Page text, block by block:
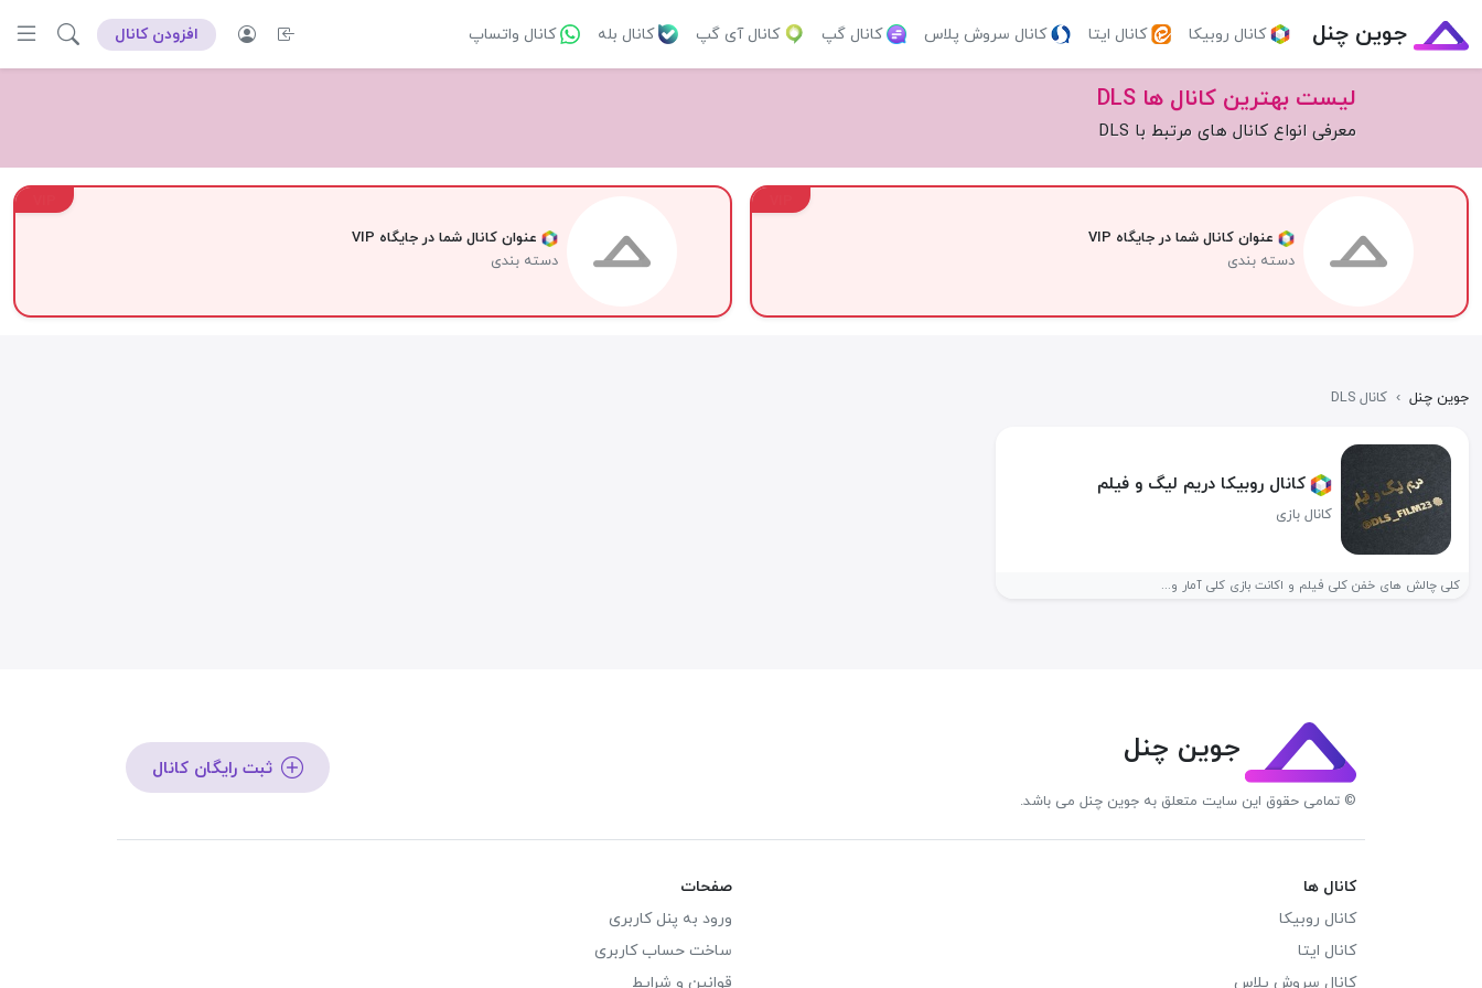
جوین چنل کانال روبیکا کانال ایتا کانال سروش پلاس کانال گپ کانال آی گپ کانال بله کانال واتساپ افزودن کانال
لیست بهترین کانال ها DLS
معرفی انواع کانال های مرتبط با DLS
عنوان کانال شما در جایگاه VIP
دسته بندی
عنوان کانال شما در جایگاه VIP
دسته بندی
جوین چنل › کانال DLS
کانال روبیکا دریم لیگ و فیلم
کانال بازی
کلی چالش های خفن کلی فیلم و اکانت بازی کلی آمار و...
جوین چنل
© تمامی حقوق این سایت متعلق به جوین چنل می باشد.
ثبت رایگان کانال
کانال ها
کانال روبیکا
کانال ایتا
کانال سروش پلاس
صفحات
ورود به پنل کاربری
ساخت حساب کاربری
قوانین و شرایط